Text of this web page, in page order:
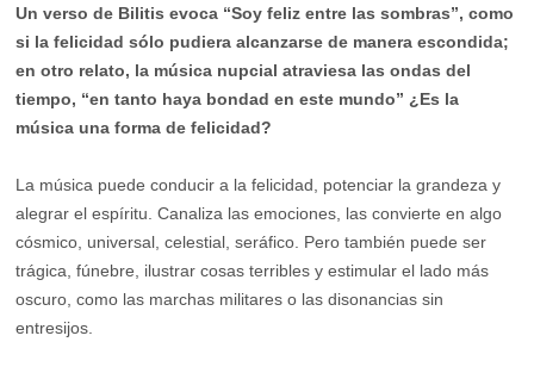
Un verso de Bilitis evoca “Soy feliz entre las sombras”, como
si la felicidad sólo pudiera alcanzarse de manera escondida;
en otro relato, la música nupcial atraviesa las ondas del
tiempo, “en tanto haya bondad en este mundo” ¿Es la
música una forma de felicidad?
La música puede conducir a la felicidad, potenciar la grandeza y
alegrar el espíritu. Canaliza las emociones, las convierte en algo
cósmico, universal, celestial, seráfico. Pero también puede ser
trágica, fúnebre, ilustrar cosas terribles y estimular el lado más
oscuro, como las marchas militares o las disonancias sin
entresijos.